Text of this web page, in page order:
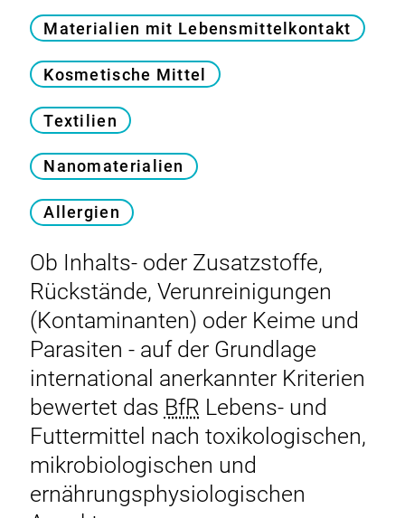
Materialien mit Lebensmittelkontakt
Kosmetische Mittel
Textilien
Nanomaterialien
Allergien
Ob Inhalts- oder Zusatzstoffe,
Rückstände, Verunreinigungen
(Kontaminanten) oder Keime und
Parasiten - auf der Grundlage
international anerkannter Kriterien
bewertet das BfR Lebens- und
Futtermittel nach toxikologischen,
mikrobiologischen und
ernährungsphysiologischen